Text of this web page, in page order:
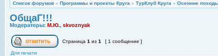
Список форумов » Программы и проекты Круга » ТурКлуб Круга » Осенние
ОбщаГ!!!
Модераторы: М.Ю., skvoznyak
Страница 1 из 1 [ 1 сообщение ]
Для печати